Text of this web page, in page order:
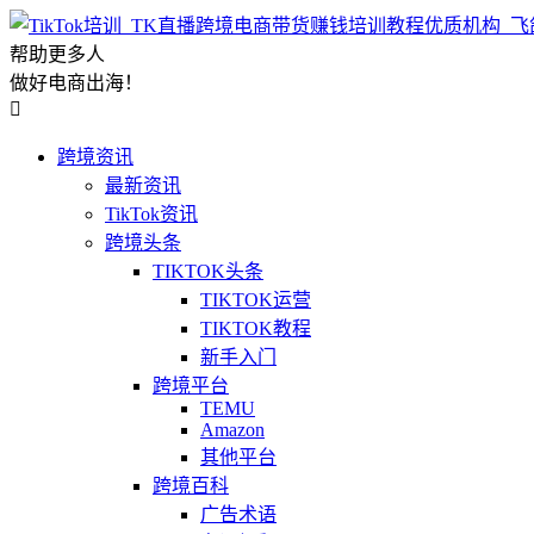
帮助更多人
做好电商出海！

跨境资讯
最新资讯
TikTok资讯
跨境头条
TIKTOK头条
TIKTOK运营
TIKTOK教程
新手入门
跨境平台
TEMU
Amazon
其他平台
跨境百科
广告术语